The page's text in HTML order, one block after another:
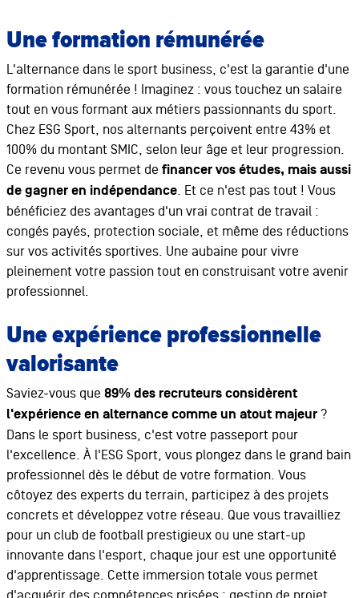
Une formation rémunérée
L'alternance dans le sport business, c'est la garantie d'une
formation rémunérée ! Imaginez : vous touchez un salaire
tout en vous formant aux métiers passionnants du sport.
Chez ESG Sport, nos alternants perçoivent entre 43% et
100% du montant SMIC, selon leur âge et leur progression.
Ce revenu vous permet de financer vos études, mais aussi
de gagner en indépendance. Et ce n'est pas tout ! Vous
bénéficiez des avantages d'un vrai contrat de travail :
congés payés, protection sociale, et même des réductions
sur vos activités sportives. Une aubaine pour vivre
pleinement votre passion tout en construisant votre avenir
professionnel.
Une expérience professionnelle
valorisante
Saviez-vous que 89% des recruteurs considèrent
l'expérience en alternance comme un atout majeur?
Dans le sport business, c'est votre passeport pour
l'excellence. À l'ESG Sport, vous plongez dans le grand bain
professionnel dès le début de votre formation. Vous
côtoyez des experts du terrain, participez à des projets
concrets et développez votre réseau. Que vous travailliez
pour un club de football prestigieux ou une start-up
innovante dans l'esport, chaque jour est une opportunité
d'apprentissage. Cette immersion totale vous permet